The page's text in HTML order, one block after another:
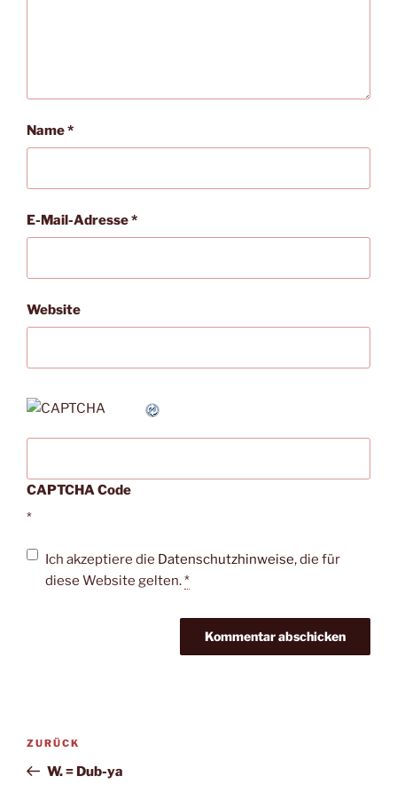
Name*
E-Mail-Adresse*
Website
CAPTCHA Code
*
Ich akzeptiere die Datenschutzhinweise, die für
diese Website gelten.*
Beitragsnavigation
Vorheriger
Beitrag
ZURÜCK
W. = Dub-ya